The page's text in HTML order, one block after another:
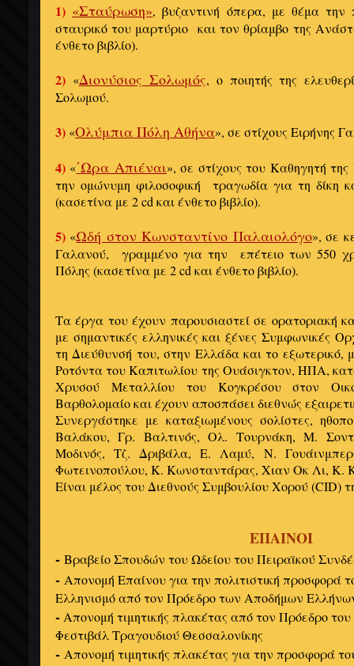
1) «Σταύρωση», βυζαντινή όπερα, με θέμα την
σταυρικό του μαρτύριο και τον θρίαμβο της
ένθετο βιβλίο).
2) «Διονύσιος Σολωμός, ο ποιητής της
Σολωμού.
3) «Ολύμπια Πόλη Αθήνα», σε στίχους Ειρήνης
4) «΄Ωρα Απιέναι», σε στίχους του Καθηγητή
την ομώνυμη φιλοσοφική τραγωδία για τη δίκη
(κασετίνα με 2 cd και ένθετο βιβλίο).
5) «Ωδή στον Κωνσταντίνο Παλαιολόγο», σε
Γαλανού, γραμμένο για την επέτειο των 550
Πόλης (κασετίνα με 2 cd και ένθετο βιβλίο).
Τα έργα του έχουν παρουσιαστεί σε ορατοριακή
με σημαντικές ελληνικές και ξένες Συμφωνικές
τη Διεύθυνσή του, στην Ελλάδα και το εξωτερικό,
Ροτόντα του Καπιτωλίου της Ουάσιγκτον, ΗΠΑ,
Χρυσού Μεταλλίου του Κογκρέσου στον
Βαρθολομαίο και έχουν αποσπάσει διεθνώς
Συνεργάστηκε με καταξιωμένους σολίστες,
Βαλάκου, Γρ. Βαλτινός, Ολ. Τουρνάκη, Μ.
Μοδινός, Τζ. Δριβάλα, Ε. Λαμύ, Ν.
Φωτεινοπούλου, Κ. Κωνσταντάρας, Χιαν Οκ Λι, Κ.
Είναι μέλος του Διεθνούς Συμβουλίου Χορού (CID)
ΕΠΑΙΝΟΙ
- Βραβείο Σπουδών του Ωδείου του Πειραϊκού
- Απονομή Επαίνου για την πολιτιστική προσφορά
Ελληνισμό από τον Πρόεδρο των Αποδήμων
- Απονομή τιμητικής πλακέτας από τον Πρόεδρο
Φεστιβάλ Τραγουδιού Θεσσαλονίκης
- Απονομή τιμητικής πλακέτας για την προσφορά